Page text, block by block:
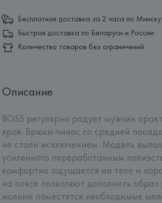
Бесплатная доставка за 2 часа по Минску
Быстрая доставка по Беларуси и России
Количество товаров без ограничений
Описание
BOSS регулярно радует мужчин
кроя. Брюки-чинос со средней
не стали исключением. Модель
усиленного переработанным
комфортно ощущается на теле и
на поясе позволяют дополнить
молнии поместятся необходимые